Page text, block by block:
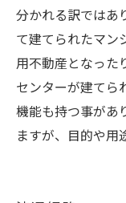
分かれる訳ではあ
て建てられたマン
用不動産となった
センターが建てら
機能も持つ事があ
ますが、目的や用